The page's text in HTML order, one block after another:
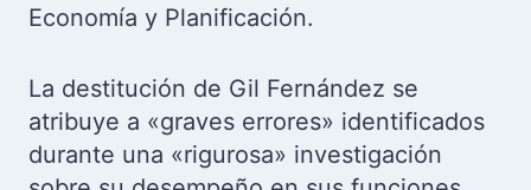
Economía y Planificación.
La destitución de Gil Fernández se
atribuye a «graves errores» identificados
durante una «rigurosa» investigación